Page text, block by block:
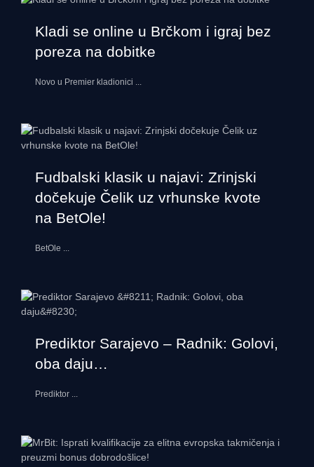
Kladi se online u Brčkom i igraj bez
poreza na dobitke
Novo u Premier kladionici ...
Fudbalski klasik u najavi: Zrinjski
dočekuje Čelik uz vrhunske kvote
na BetOle!
BetOle ...
Prediktor Sarajevo – Radnik: Golovi,
oba daju…
Prediktor ...